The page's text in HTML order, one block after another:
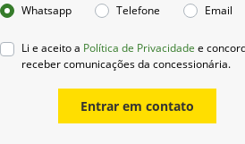
Whatsapp Telefone Email
Li e aceito a Política de Privacidade e
receber comunicações da concessionária.
Entrar em contato